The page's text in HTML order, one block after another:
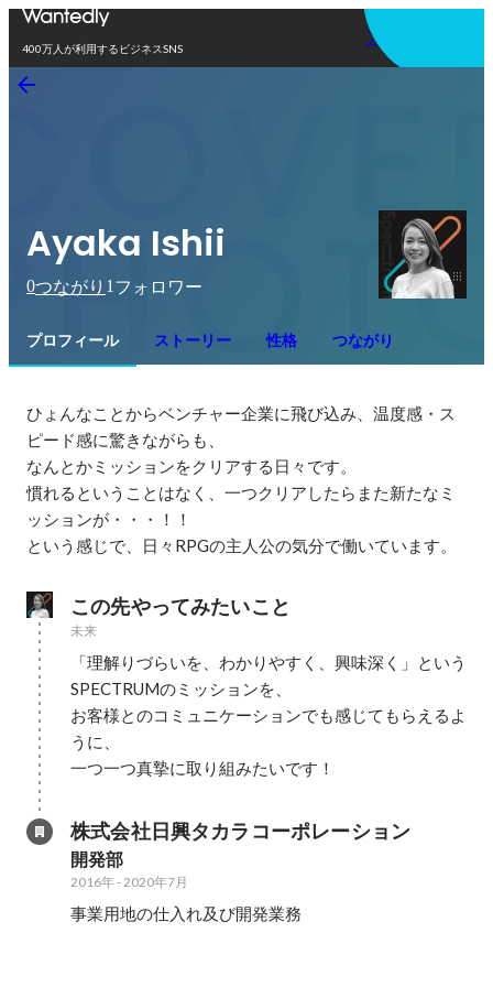
400万人が利用するビジネスSNS
アプリを使う
Ayaka Ishii
0つながり 1 フォロワー
プロフィール ストーリー 性格 つながり
ひょんなことからベンチャー企業に飛び込み、温度感・ス
ピード感に驚きながらも、
なんとかミッションをクリアする日々です。
慣れるということはなく、一つクリアしたらまた新たなミ
ッションが・・・！！
という感じで、日々RPGの主人公の気分で働いています。
この先やってみたいこと
未来
「理解りづらいを、わかりやすく、興味深く」という
SPECTRUMのミッションを、
お客様とのコミュニケーションでも感じてもらえるよ
うに、
一つ一つ真摯に取り組みたいです！
株式会社日興タカラコーポレーション
開発部
2016年-2020年7月
事業用地の仕入れ及び開発業務